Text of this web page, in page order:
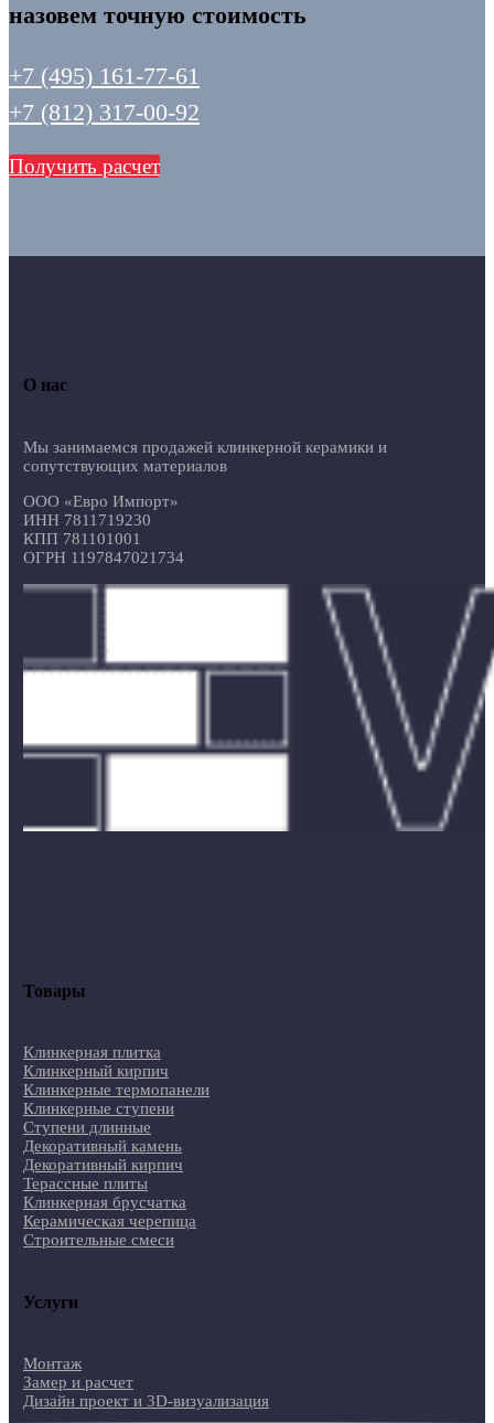
назовем точную стоимость
+7 (495) 161-77-61
+7 (812) 317-00-92
Получить расчет
О нас
Мы занимаемся продажей клинкерной керамики и
сопутствующих материалов
ООО «Евро Импорт»
ИНН 7811719230
КПП 781101001
ОГРН 1197847021734
Товары
Клинкерная плитка
Клинкерный кирпич
Клинкерные термопанели
Клинкерные ступени
Ступени длинные
Декоративный камень
Декоративный кирпич
Терассные плиты
Клинкерная брусчатка
Керамическая черепица
Строительные смеси
Услуги
Монтаж
Замер и расчет
Дизайн проект и 3D-визуализация